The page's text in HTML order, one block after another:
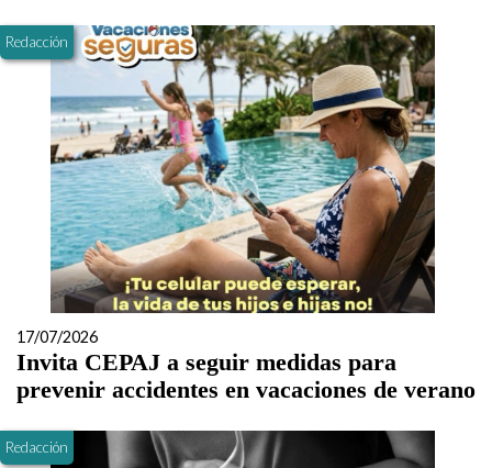
Redacción
17/07/2026
Invita CEPAJ a seguir medidas para
prevenir accidentes en vacaciones de verano
Redacción